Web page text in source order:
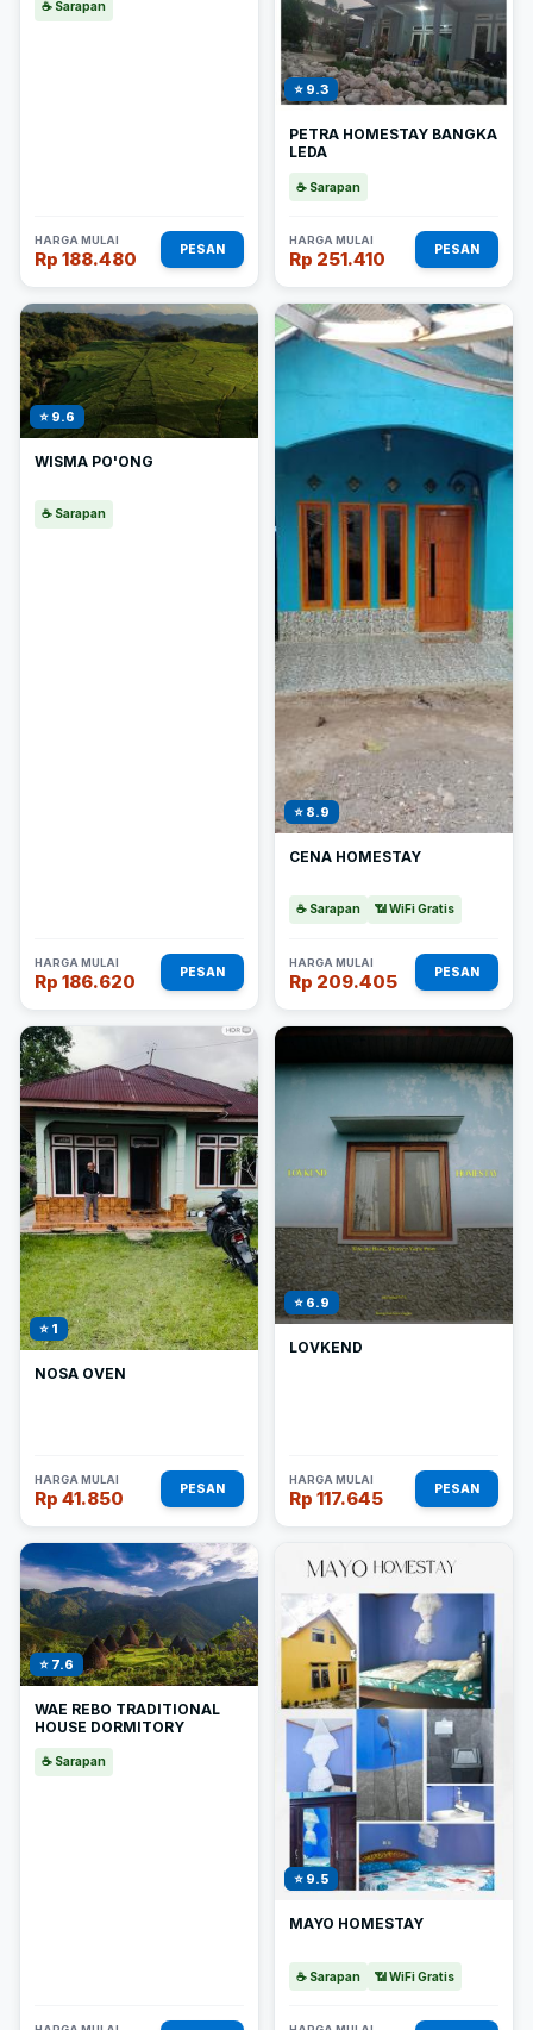
☕ Sarapan
HARGA MULAI
Rp 188.480 PESAN
⭐ 9.3
PETRA HOMESTAY BANGKA
LEDA
☕ Sarapan
HARGA MULAI
Rp 251.410 PESAN
⭐ 9.6
WISMA PO'ONG
☕ Sarapan
HARGA MULAI
Rp 186.620 PESAN
⭐ 8.9
CENA HOMESTAY
☕ Sarapan 📶 WiFi Gratis
HARGA MULAI
Rp 209.405 PESAN
⭐ 1
NOSA OVEN
HARGA MULAI
Rp 41.850 PESAN
⭐ 6.9
LOVKEND
HARGA MULAI
Rp 117.645 PESAN
⭐ 7.6
WAE REBO TRADITIONAL
HOUSE DORMITORY
☕ Sarapan
⭐ 9.5
MAYO HOMESTAY
☕ Sarapan 📶 WiFi Gratis